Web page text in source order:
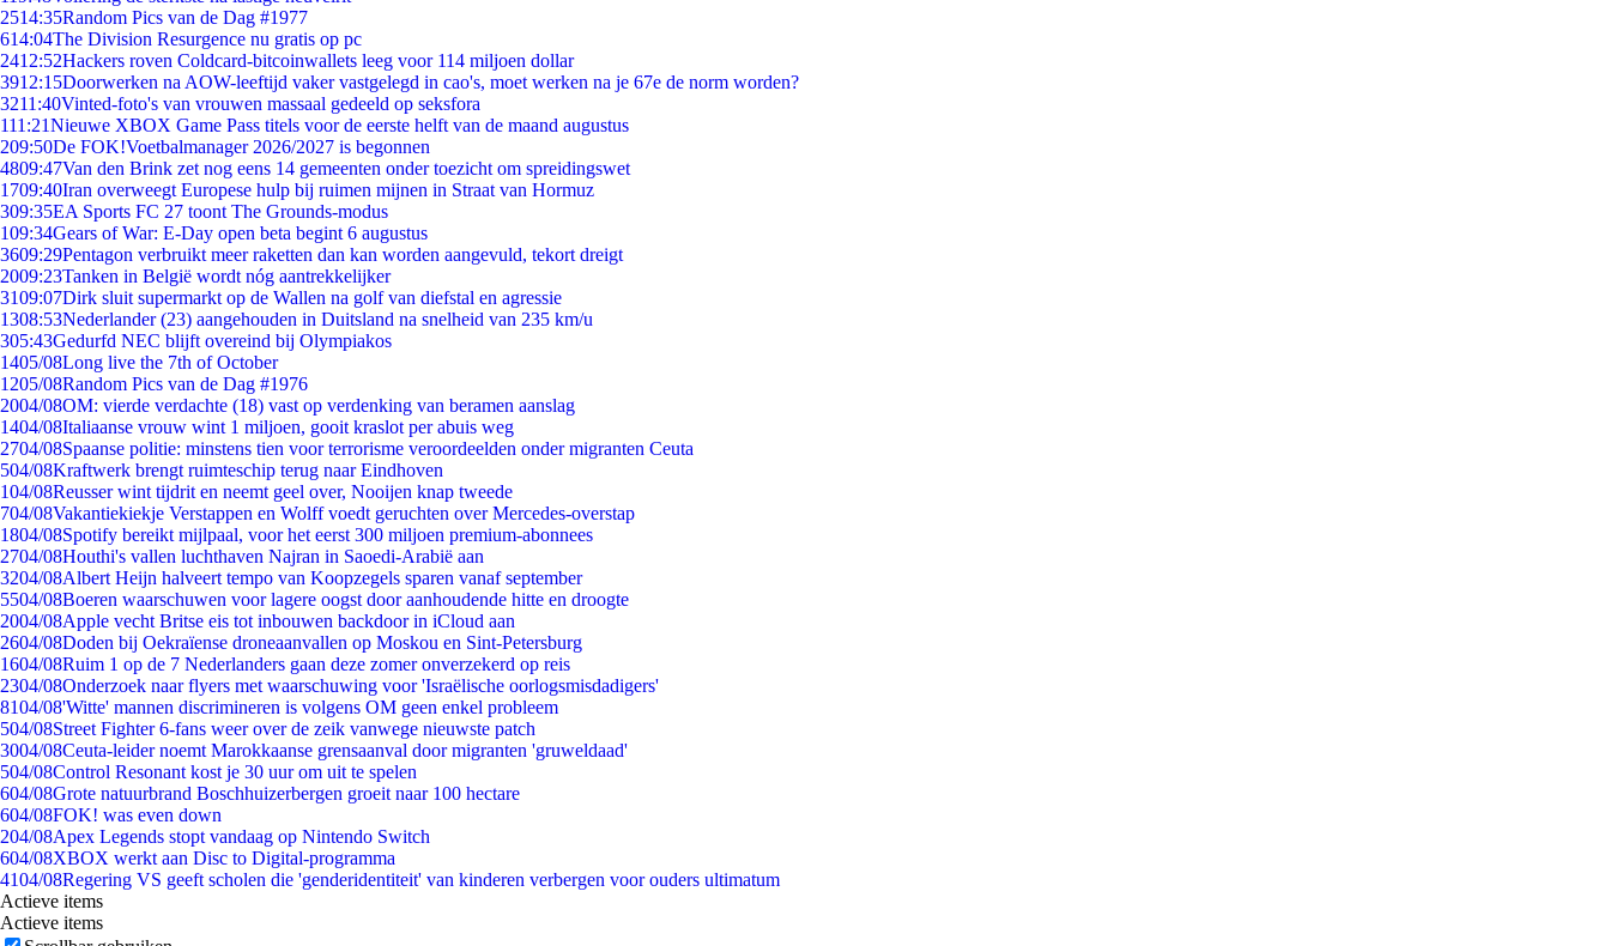
2514:35Random Pics van de Dag #1977
614:04The Division Resurgence nu gratis op pc
2412:52Hackers roven Coldcard-bitcoinwallets leeg voor 114 miljoen dollar
3912:15Doorwerken na AOW-leeftijd vaker vastgelegd in cao's, moet werken na je 67e de norm worden?
3211:40Vinted-foto's van vrouwen massaal gedeeld op seksfora
111:21Nieuwe XBOX Game Pass titels voor de eerste helft van de maand augustus
209:50De FOK!Voetbalmanager 2026/2027 is begonnen
4809:47Van den Brink zet nog eens 14 gemeenten onder toezicht om spreidingswet
1709:40Iran overweegt Europese hulp bij ruimen mijnen in Straat van Hormuz
309:35EA Sports FC 27 toont The Grounds-modus
109:34Gears of War: E-Day open beta begint 6 augustus
3609:29Pentagon verbruikt meer raketten dan kan worden aangevuld, tekort dreigt
2009:23Tanken in België wordt nóg aantrekkelijker
3109:07Dirk sluit supermarkt op de Wallen na golf van diefstal en agressie
1308:53Nederlander (23) aangehouden in Duitsland na snelheid van 235 km/u
305:43Gedurfd NEC blijft overeind bij Olympiakos
1405/08Long live the 7th of October
1205/08Random Pics van de Dag #1976
2004/08OM: vierde verdachte (18) vast op verdenking van beramen aanslag
1404/08Italiaanse vrouw wint 1 miljoen, gooit kraslot per abuis weg
2704/08Spaanse politie: minstens tien voor terrorisme veroordeelden onder migranten Ceuta
504/08Kraftwerk brengt ruimteschip terug naar Eindhoven
104/08Reusser wint tijdrit en neemt geel over, Nooijen knap tweede
704/08Vakantiekiekje Verstappen en Wolff voedt geruchten over Mercedes-overstap
1804/08Spotify bereikt mijlpaal, voor het eerst 300 miljoen premium-abonnees
2704/08Houthi's vallen luchthaven Najran in Saoedi-Arabië aan
3204/08Albert Heijn halveert tempo van Koopzegels sparen vanaf september
5504/08Boeren waarschuwen voor lagere oogst door aanhoudende hitte en droogte
2004/08Apple vecht Britse eis tot inbouwen backdoor in iCloud aan
2604/08Doden bij Oekraïense droneaanvallen op Moskou en Sint-Petersburg
1604/08Ruim 1 op de 7 Nederlanders gaan deze zomer onverzekerd op reis
2304/08Onderzoek naar flyers met waarschuwing voor 'Israëlische oorlogsmisdadigers'
8104/08'Witte' mannen discrimineren is volgens OM geen enkel probleem
504/08Street Fighter 6-fans weer over de zeik vanwege nieuwste patch
3004/08Ceuta-leider noemt Marokkaanse grensaanval door migranten 'gruweldaad'
504/08Control Resonant kost je 30 uur om uit te spelen
604/08Grote natuurbrand Boschhuizerbergen groeit naar 100 hectare
604/08FOK! was even down
204/08Apex Legends stopt vandaag op Nintendo Switch
604/08XBOX werkt aan Disc to Digital-programma
4104/08Regering VS geeft scholen die 'genderidentiteit' van kinderen verbergen voor ouders ultimatum
Actieve items
Actieve items